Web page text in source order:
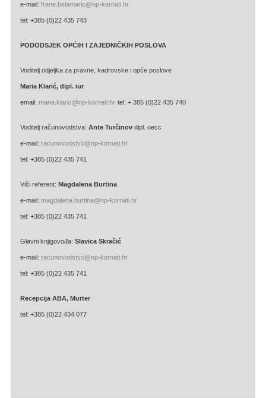
e-mail: frane.belamaric@np-kornati.hr
tel: +385 (0)22 435 743
PODODSJEK OPĆIH I ZAJEDNIČKIH POSLOVA
Voditelj odjeljka za pravne, kadrovske i opće poslove
Maria Klarić, dipl. iur
email: maria.klaric@np-kornati.hr tel: + 385 (0)22 435 740
Voditelj računovodstva: Ante Turčinov dipl. oecc
e-mail: racunovodstvo@np-kornati.hr
tel: +385 (0)22 435 741
Viši referent: Magdalena Burtina
e-mail: magdalena.burtina@np-kornati.hr
tel: +385 (0)22 435 741
Glavni knjigovođa: Slavica Skračić
e-mail: racunovodstvo@np-kornati.hr
tel: +385 (0)22 435 741
Recepcija ABA, Murter
tel: +385 (0)22 434 077